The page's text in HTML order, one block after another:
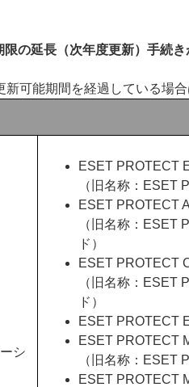
の延長（次年度更新）手続
新可能期間を経過している場
シ
ESET PROTECT
（旧名称：ESET
ESET PROTECT
（旧名称：ESET
ド）
ESET PROTECT
（旧名称：ESET
ド）
ESET PROTECT
ESET PROTECT
（旧名称：ESET
ESET PROTECT